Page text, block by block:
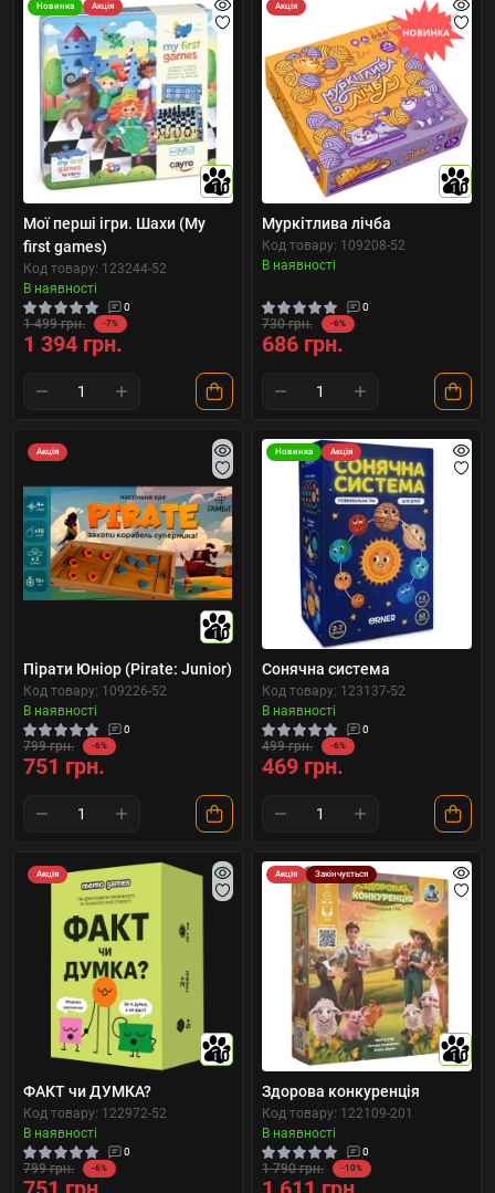
Новинка Акція
10
Мої перші ігри. Шахи (My
first games)
Код товару: 123244-52
В наявності
0
1 499 грн. -7%
1 394 грн.
Акція
10
Муркітлива лічба
Код товару: 109208-52
В наявності
0
730 грн. -6%
686 грн.
Акція
10
Пірати Юніор (Pirate: Junior)
Код товару: 109226-52
В наявності
0
799 грн. -6%
751 грн.
Новинка Акція
Сонячна система
Код товару: 123137-52
В наявності
0
499 грн. -6%
469 грн.
Акція
10
ФАКТ чи ДУМКА?
Код товару: 122972-52
В наявності
0
799 грн. -6%
Акція Закінчується
10
Здорова конкуренція
Код товару: 122109-201
В наявності
0
1 790 грн. -10%